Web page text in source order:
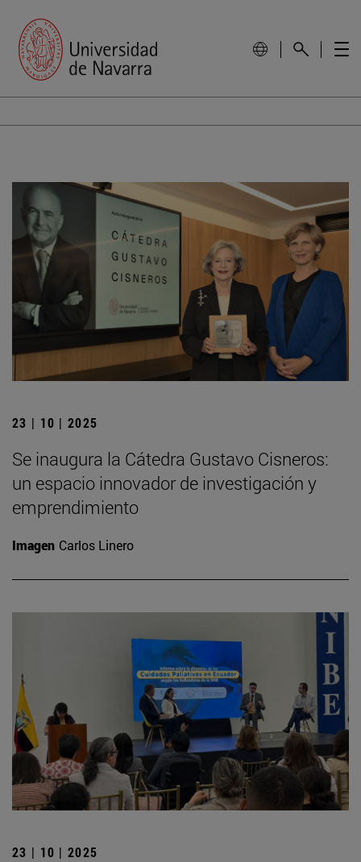
23 | 10 | 2025
Se inaugura la Cátedra Gustavo Cisneros:
un espacio innovador de investigación y
emprendimiento
Imagen Carlos Linero
23 | 10 | 2025